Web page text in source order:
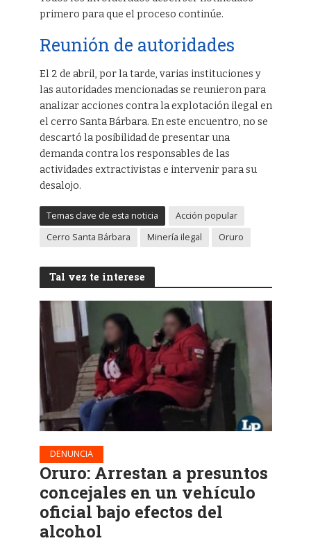
primero para que el proceso continúe.
Reunión de autoridades
El 2 de abril, por la tarde, varias instituciones y
las autoridades mencionadas se reunieron para
analizar acciones contra la explotación ilegal en
el cerro Santa Bárbara. En este encuentro, no se
descartó la posibilidad de presentar una
demanda contra los responsables de las
actividades extractivistas e intervenir para su
desalojo.
Temas clave de esta noticia
Acción popular
Cerro Santa Bárbara
Minería ilegal Oruro
Tal vez te interese
DENUNCIA
Oruro: Arrestan a presuntos
concejales en un vehículo
oficial bajo efectos del
alcohol